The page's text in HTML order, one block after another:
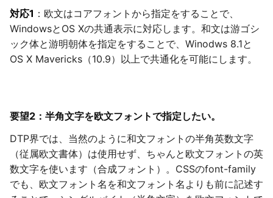
対応1 ：欧文はコアフォントから指定をすることで、
WindowsとOS Xの共通表示に対応します。和文は游ゴシ
ック体と游明朝体を指定をすることで、Winodws 8.1と
OS X Mavericks（10.9）以上で共通化を可能にします。
要望2：半角文字を欧文フォントで指定したい。
DTP界では、当然のように和文フォントの半角英数文字
（従属欧文書体）は使用せず、ちゃんと欧文フォントの英
数文字を使います（合成フォント）。CSSのfont-family
でも、欧文フォント名を和文フォント名よりも前に記述す